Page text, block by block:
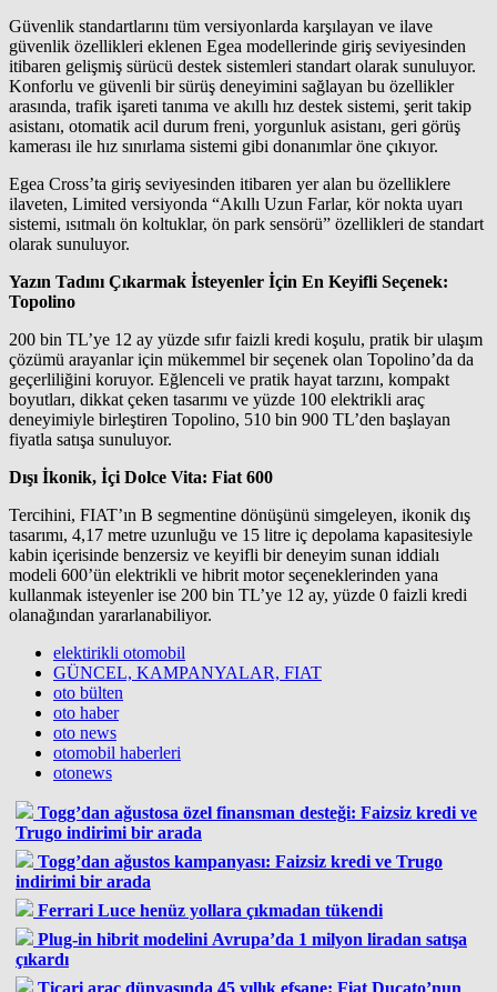
Güvenlik standartlarını tüm versiyonlarda karşılayan ve ilave
güvenlik özellikleri eklenen Egea modellerinde giriş seviyesinden
itibaren gelişmiş sürücü destek sistemleri standart olarak sunuluyor.
Konforlu ve güvenli bir sürüş deneyimini sağlayan bu özellikler
arasında, trafik işareti tanıma ve akıllı hız destek sistemi, şerit takip
asistanı, otomatik acil durum freni, yorgunluk asistanı, geri görüş
kamerası ile hız sınırlama sistemi gibi donanımlar öne çıkıyor.
Egea Cross’ta giriş seviyesinden itibaren yer alan bu özelliklere
ilaveten, Limited versiyonda “Akıllı Uzun Farlar, kör nokta uyarı
sistemi, ısıtmalı ön koltuklar, ön park sensörü” özellikleri de standart
olarak sunuluyor.
Yazın Tadını Çıkarmak İsteyenler İçin En Keyifli Seçenek:
Topolino
200 bin TL’ye 12 ay yüzde sıfır faizli kredi koşulu, pratik bir ulaşım
çözümü arayanlar için mükemmel bir seçenek olan Topolino’da da
geçerliliğini koruyor. Eğlenceli ve pratik hayat tarzını, kompakt
boyutları, dikkat çeken tasarımı ve yüzde 100 elektrikli araç
deneyimiyle birleştiren Topolino, 510 bin 900 TL’den başlayan
fiyatla satışa sunuluyor.
Dışı İkonik, İçi Dolce Vita: Fiat 600
Tercihini, FIAT’ın B segmentine dönüşünü simgeleyen, ikonik dış
tasarımı, 4,17 metre uzunluğu ve 15 litre iç depolama kapasitesiyle
kabin içerisinde benzersiz ve keyifli bir deneyim sunan iddialı
modeli 600’ün elektrikli ve hibrit motor seçeneklerinden yana
kullanmak isteyenler ise 200 bin TL’ye 12 ay, yüzde 0 faizli kredi
olanağından yararlanabiliyor.
elektirikli otomobil
GÜNCEL, KAMPANYALAR, FIAT
oto bülten
oto haber
oto news
otomobil haberleri
otonews
Togg’dan ağustosa özel finansman desteği: Faizsiz kredi ve
Trugo indirimi bir arada
Togg’dan ağustos kampanyası: Faizsiz kredi ve Trugo
indirimi bir arada
Ferrari Luce henüz yollara çıkmadan tükendi
Plug-in hibrit modelini Avrupa’da 1 milyon liradan satışa
çıkardı